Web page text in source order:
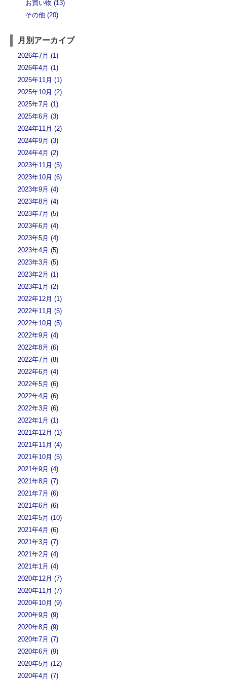
お買い物 (13)
その他 (20)
月別アーカイブ
2026年7月 (1)
2026年4月 (1)
2025年11月 (1)
2025年10月 (2)
2025年7月 (1)
2025年6月 (3)
2024年11月 (2)
2024年9月 (3)
2024年4月 (2)
2023年11月 (5)
2023年10月 (6)
2023年9月 (4)
2023年8月 (4)
2023年7月 (5)
2023年6月 (4)
2023年5月 (4)
2023年4月 (5)
2023年3月 (5)
2023年2月 (1)
2023年1月 (2)
2022年12月 (1)
2022年11月 (5)
2022年10月 (5)
2022年9月 (4)
2022年8月 (6)
2022年7月 (8)
2022年6月 (4)
2022年5月 (6)
2022年4月 (6)
2022年3月 (6)
2022年1月 (1)
2021年12月 (1)
2021年11月 (4)
2021年10月 (5)
2021年9月 (4)
2021年8月 (7)
2021年7月 (6)
2021年6月 (6)
2021年5月 (10)
2021年4月 (6)
2021年3月 (7)
2021年2月 (4)
2021年1月 (4)
2020年12月 (7)
2020年11月 (7)
2020年10月 (9)
2020年9月 (9)
2020年8月 (9)
2020年7月 (7)
2020年6月 (9)
2020年5月 (12)
2020年4月 (7)